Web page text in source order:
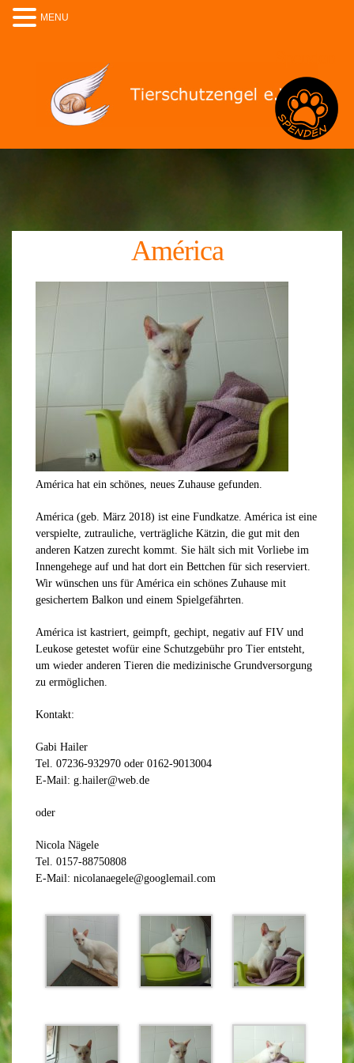
América
América hat ein schönes, neues Zuhause gefunden.
América (geb. März 2018) ist eine Fundkatze. América ist eine
verspielte, zutrauliche, verträgliche Kätzin, die gut mit den
anderen Katzen zurecht kommt. Sie hält sich mit Vorliebe im
Innengehege auf und hat dort ein Bettchen für sich reserviert.
Wir wünschen uns für América ein schönes Zuhause mit
gesichertem Balkon und einem Spielgefährten.
América ist kastriert, geimpft, gechipt, negativ auf FIV und
Leukose getestet wofür eine Schutzgebühr pro Tier entsteht,
um wieder anderen Tieren die medizinische Grundversorgung
zu ermöglichen.
Kontakt:
Gabi Hailer
Tel. 07236-932970 oder 0162-9013004
E-Mail: g.hailer@web.de
oder
Nicola Nägele
Tel. 0157-88750808
E-Mail: nicolanaegele@googlemail.com
MENU